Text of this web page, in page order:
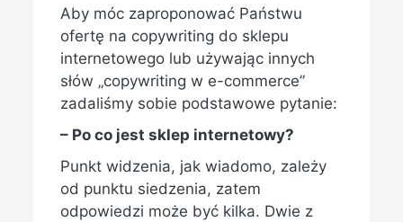
Aby móc zaproponować Państwu
ofertę na copywriting do sklepu
internetowego lub używając innych
słów „copywriting w e-commerce”
zadaliśmy sobie podstawowe pytanie:
– Po co jest sklep internetowy?
Punkt widzenia, jak wiadomo, zależy
od punktu siedzenia, zatem
odpowiedzi może być kilka. Dwie z